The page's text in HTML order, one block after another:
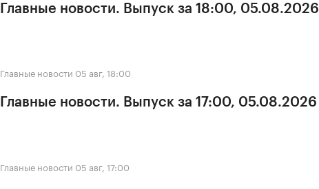
Главные новости. Выпуск за 18:00, 05.08.2026
Главные новости 05 авг, 18:00
Главные новости. Выпуск за 17:00, 05.08.2026
Главные новости 05 авг, 17:00